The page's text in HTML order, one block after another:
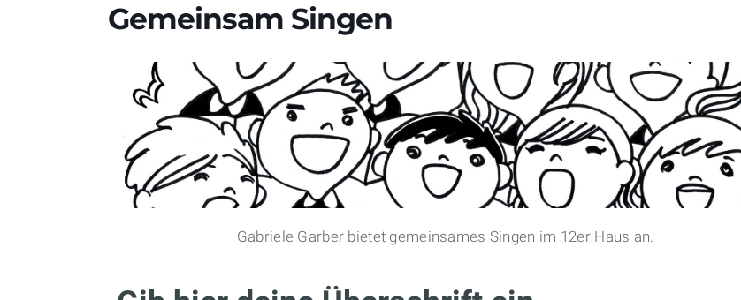
Gemeinsam Singen
Gabriele Garber bietet gemeinsames Singen im 12er Haus an.